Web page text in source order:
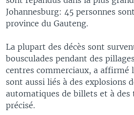
Johannesburg: 45 personnes
province du Gauteng.
La plupart des décès sont
bousculades pendant des
centres commerciaux, a affirmé
sont aussi liés à des explosions
automatiques de billets et à
précisé.